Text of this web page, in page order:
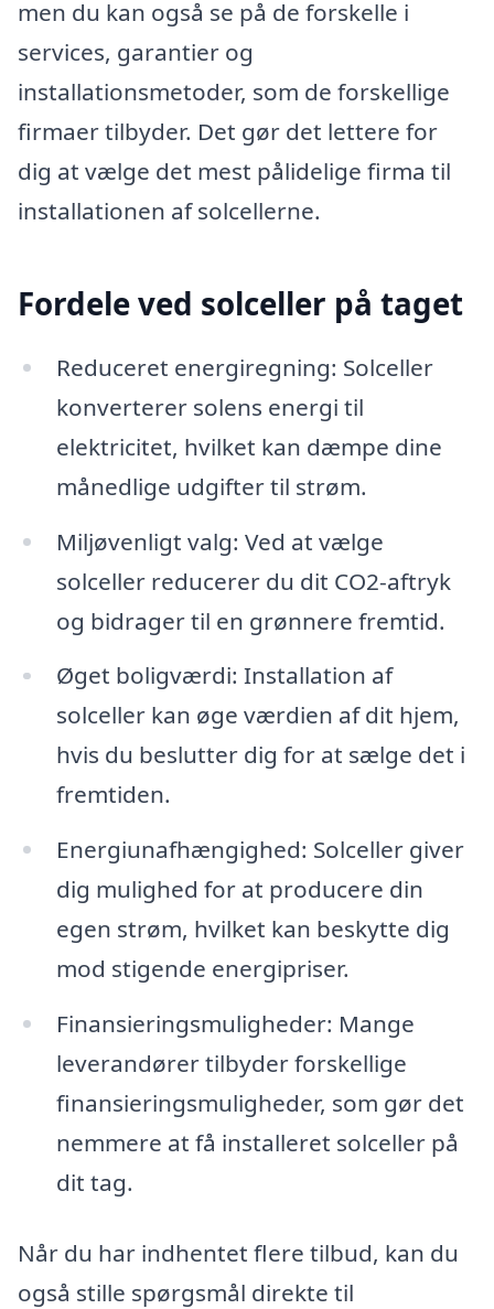
men du kan også se på de forskelle i
services, garantier og
installationsmetoder, som de forskellige
firmaer tilbyder. Det gør det lettere for
dig at vælge det mest pålidelige firma til
installationen af solcellerne.
Fordele ved solceller på taget
Reduceret energiregning: Solceller
konverterer solens energi til
elektricitet, hvilket kan dæmpe dine
månedlige udgifter til strøm.
Miljøvenligt valg: Ved at vælge
solceller reducerer du dit CO2-aftryk
og bidrager til en grønnere fremtid.
Øget boligværdi: Installation af
solceller kan øge værdien af dit hjem,
hvis du beslutter dig for at sælge det i
fremtiden.
Energiunafhængighed: Solceller giver
dig mulighed for at producere din
egen strøm, hvilket kan beskytte dig
mod stigende energipriser.
Finansieringsmuligheder: Mange
leverandører tilbyder forskellige
finansieringsmuligheder, som gør det
nemmere at få installeret solceller på
dit tag.
Når du har indhentet flere tilbud, kan du
også stille spørgsmål direkte til